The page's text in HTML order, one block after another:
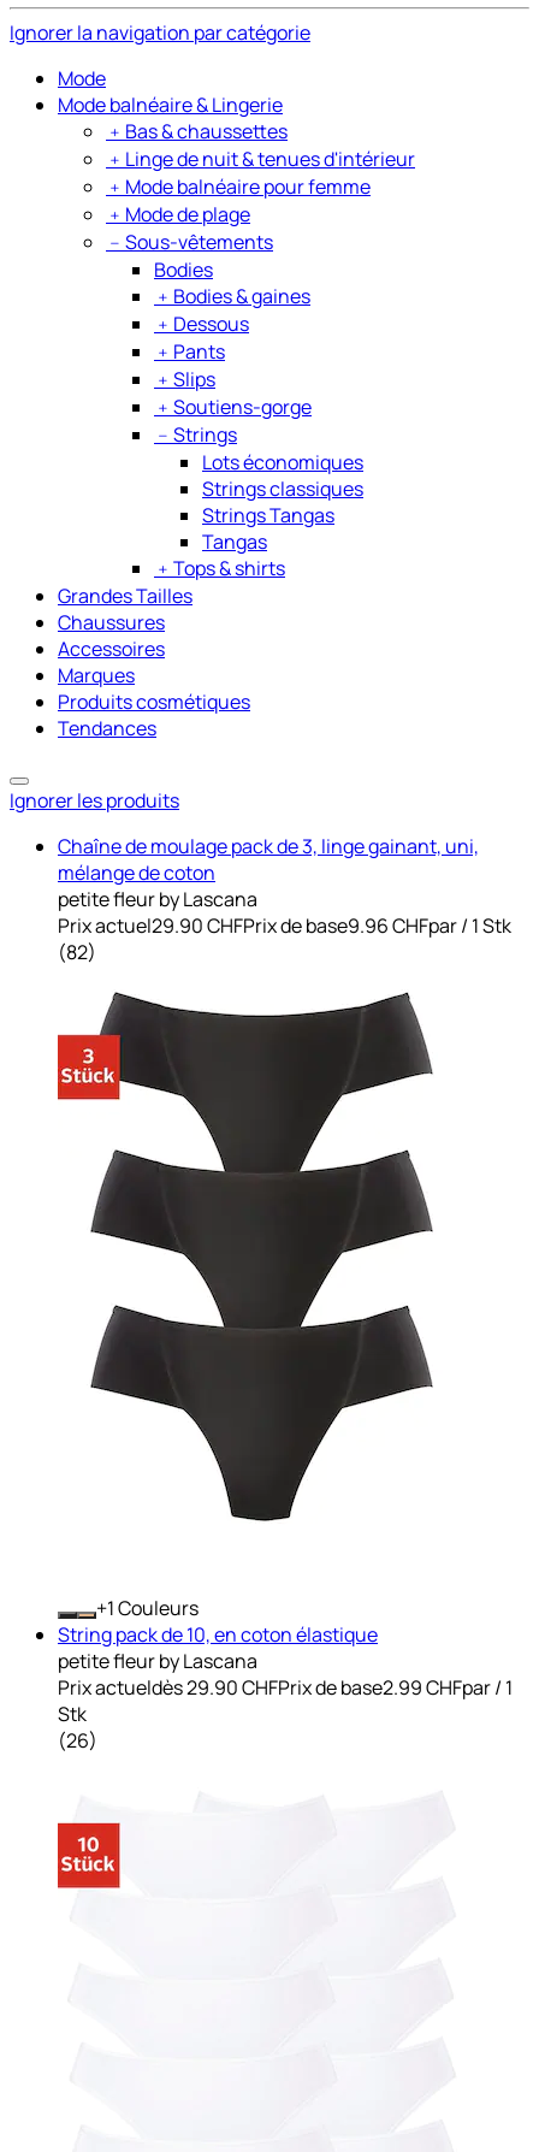
Ignorer la navigation par catégorie
Mode
Mode balnéaire & Lingerie
﹢ Bas & chaussettes
﹢ Linge de nuit & tenues d'intérieur
﹢ Mode balnéaire pour femme
﹢ Mode de plage
﹣ Sous-vêtements
Bodies
﹢ Bodies & gaines
﹢ Dessous
﹢ Pants
﹢ Slips
﹢ Soutiens-gorge
﹣ Strings
Lots économiques
Strings classiques
Strings Tangas
Tangas
﹢ Tops & shirts
Grandes Tailles
Chaussures
Accessoires
Marques
Produits cosmétiques
Tendances
Ignorer les produits
Chaîne de moulage pack de 3, linge gainant, uni,
mélange de coton
petite fleur by Lascana
Prix actuel29.90 CHFPrix de base9.96 CHFpar/ 1 Stk
(82)
+ Couleurs
String pack de 10, en coton élastique
petite fleur by Lascana
Prix actueldès29.90 CHFPrix de base2.99 CHFpar/ 1
Stk
(26)